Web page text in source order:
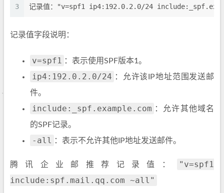
3
记录值："v=spf1 ip4:192.0.2.0/24
记录值字段说明：
v=spf1 ：表示使用SPF版本1。
ip4:192.0.2.0/24 ：允许该IP地址范围发送邮
件。
include:_spf.example.com ：允许其他域名
的SPF记录。
-all ：表示不允许其他IP地址发送邮件。
腾讯企业邮推荐记录值：
"v=spf1
include:spf.mail.qq.com ~all"